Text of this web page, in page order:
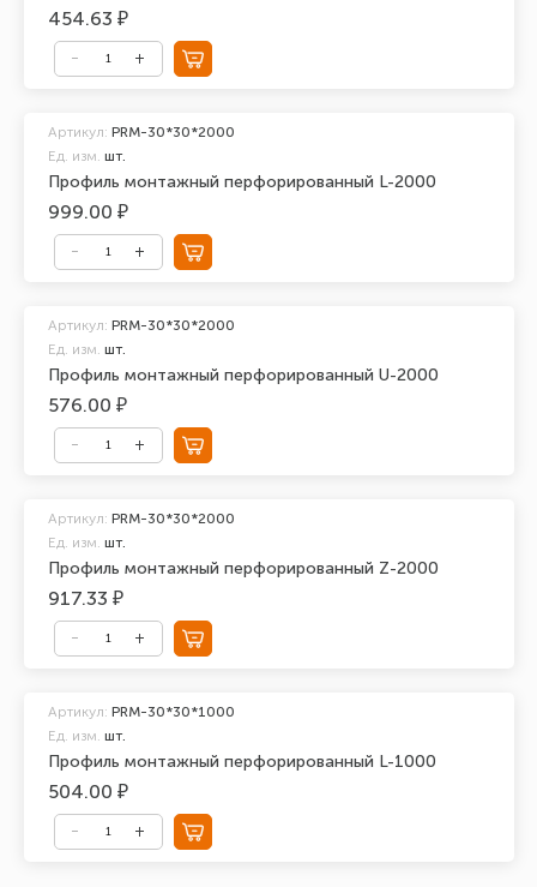
454.63 ₽
Профиль монтажный перфорированный L-2000
Артикул: PRM-30*30*2000
Ед. изм. шт.
999.00 ₽
Профиль монтажный перфорированный U-2000
Артикул: PRM-30*30*2000
Ед. изм. шт.
576.00 ₽
Профиль монтажный перфорированный Z-2000
Артикул: PRM-30*30*2000
Ед. изм. шт.
917.33 ₽
Профиль монтажный перфорированный L-1000
Артикул: PRM-30*30*1000
Ед. изм. шт.
504.00 ₽